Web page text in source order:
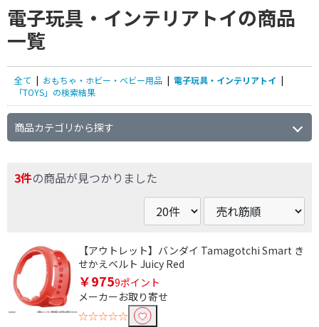
電子玩具・インテリアトイの商品
一覧
全て | おもちゃ・ホビー・ベビー用品 | 電子玩具・インテリアトイ |
「TOYS」の検索結果
商品カテゴリから探す
3件の商品が見つかりました
【アウトレット】バンダイ Tamagotchi Smart き
せかえベルト Juicy Red
￥9759ポイント
メーカーお取り寄せ
☆☆☆☆☆
条件で絞り込む
フリーワードで絞り込む